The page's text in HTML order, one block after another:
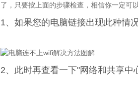
了，只要按上面的步骤检查，相信你一定可
1、如果您的电脑链接出现此种情
2、此时再查看一下"网络和共享